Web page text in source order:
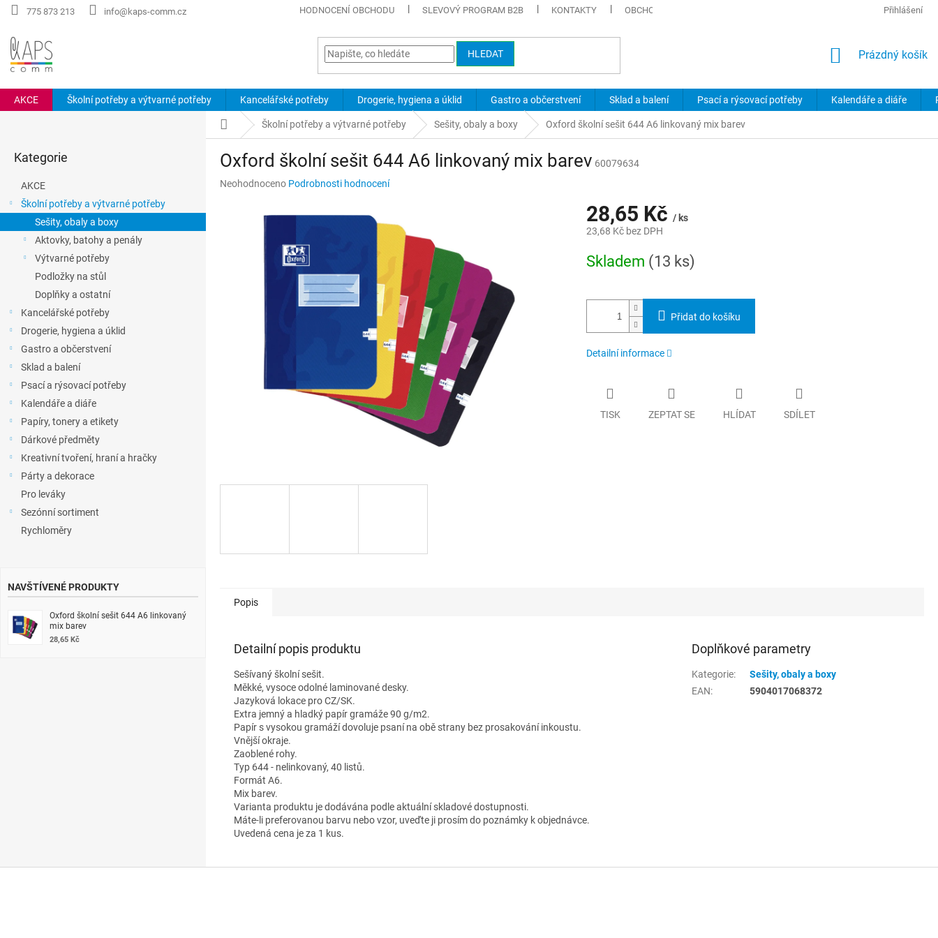
Přejít
775 873 213 info@kaps-comm.cz HODNOCENÍ OBCHODU SLEVOVÝ PROGRAM B2B KONTAKTY OBCHODNÍ PODMÍNKY PODMÍNKY OCHRANY OSOBNÍCH ÚDAJŮ
Přihlášení
HLEDAT
NÁKUPNÍ
Prázdný košík
AKCE Školní potřeby a výtvarné potřeby Kancelářské potřeby Drogerie, hygiena a úklid Gastro a občerstvení Sklad a balení Psací a rýsovací potřeby Kalendáře a diáře
n
kategorie
Kategorie
AKCE
Školní potřeby a výtvarné potřeby
Sešity, obaly a boxy
Aktovky, batohy a penály
Výtvarné potřeby
Podložky na stůl
Doplňky a ostatní
Kancelářské potřeby
Drogerie, hygiena a úklid
Gastro a občerstvení
Sklad a balení
Psací a rýsovací potřeby
Kalendáře a diáře
Papíry, tonery a etikety
Dárkové předměty
Kreativní tvoření, hraní a hračky
Párty a dekorace
Pro leváky
Sezónní sortiment
Rychloměry
NAVŠTÍVENÉ PRODUKTY
Oxford školní sešit 644 A6 linkovaný
mix barev
28,65 Kč
Domů Školní potřeby a výtvarné potřeby Sešity, obaly a boxy Oxford školní sešit 644 A6 linkovaný mix barev
Oxford školní sešit 644 A6 linkovaný mix barev 60079634
Průměrné
Neohodnoceno Podrobnosti hodnocení
28,65 Kč / ks
23,68 Kč bez DPH
cena:
Skladem (13 ks)
Přidat do košíku
Detailní informace
TISK ZEPTAT SE HLÍDAT SDÍLET
Popis
Detailní popis produktu
Sešívaný školní sešit.
Měkké, vysoce odolné laminované desky.
Jazyková lokace pro CZ/SK.
Extra jemný a hladký papír gramáže 90 g/m2.
Papír s vysokou gramáží dovoluje psaní na obě strany bez prosakování inkoustu.
Vnější okraje.
Zaoblené rohy.
Typ 644 - nelinkovaný, 40 listů.
Formát A6.
Mix barev.
Varianta produktu je dodávána podle aktuální skladové dostupnosti.
Máte-li preferovanou barvu nebo vzor, uveďte ji prosím do poznámky k objednávce.
Uvedená cena je za 1 kus.
Doplňkové parametry
Kategorie:
Sešity, obaly a boxy
EAN: 5904017068372